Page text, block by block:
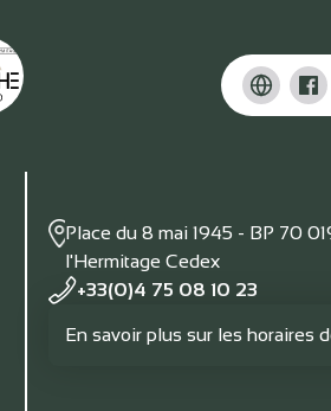
Place du 8 mai 1945 - BP 70
l'Hermitage Cedex
+33(0)4 75 08 10 23
En savoir plus sur les horaires